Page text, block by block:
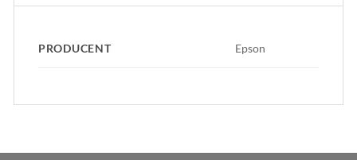
PRODUCENT Epson